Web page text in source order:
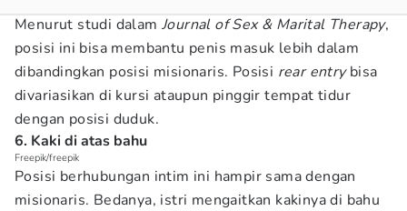
Menurut studi dalam Journal of Sex & Marital Therapy,
posisi ini bisa membantu penis masuk lebih dalam
dibandingkan posisi misionaris. Posisi rear entrybisa
divariasikan di kursi ataupun pinggir tempat tidur
dengan posisi duduk.
6. Kaki di atas bahu
Freepik/freepik
Posisi berhubungan intim ini hampir sama dengan
misionaris. Bedanya, istri mengaitkan kakinya di bahu